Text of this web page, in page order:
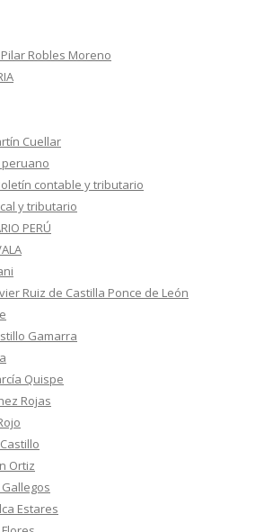
Robles Moreno
Cuellar
peruano
contable y tributario
y tributario
PERÚ
Ruiz de Castilla Ponce de León
Gamarra
Quispe
Rojas
Ortiz
Gallegos
Estares